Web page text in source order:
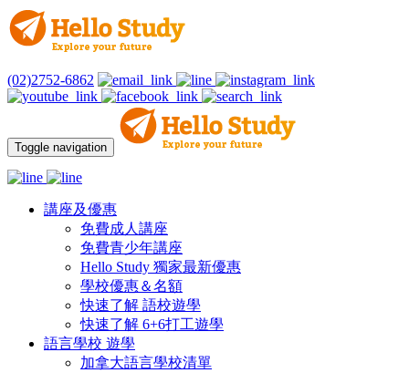
(02)2752-6862
Toggle navigation
講座及優惠
免費成人講座
免費青少年講座
Hello Study 獨家最新優惠
學校優惠＆名額
快速了解 語校遊學
快速了解 6+6打工遊學
語言學校 遊學
加拿大語言學校清單